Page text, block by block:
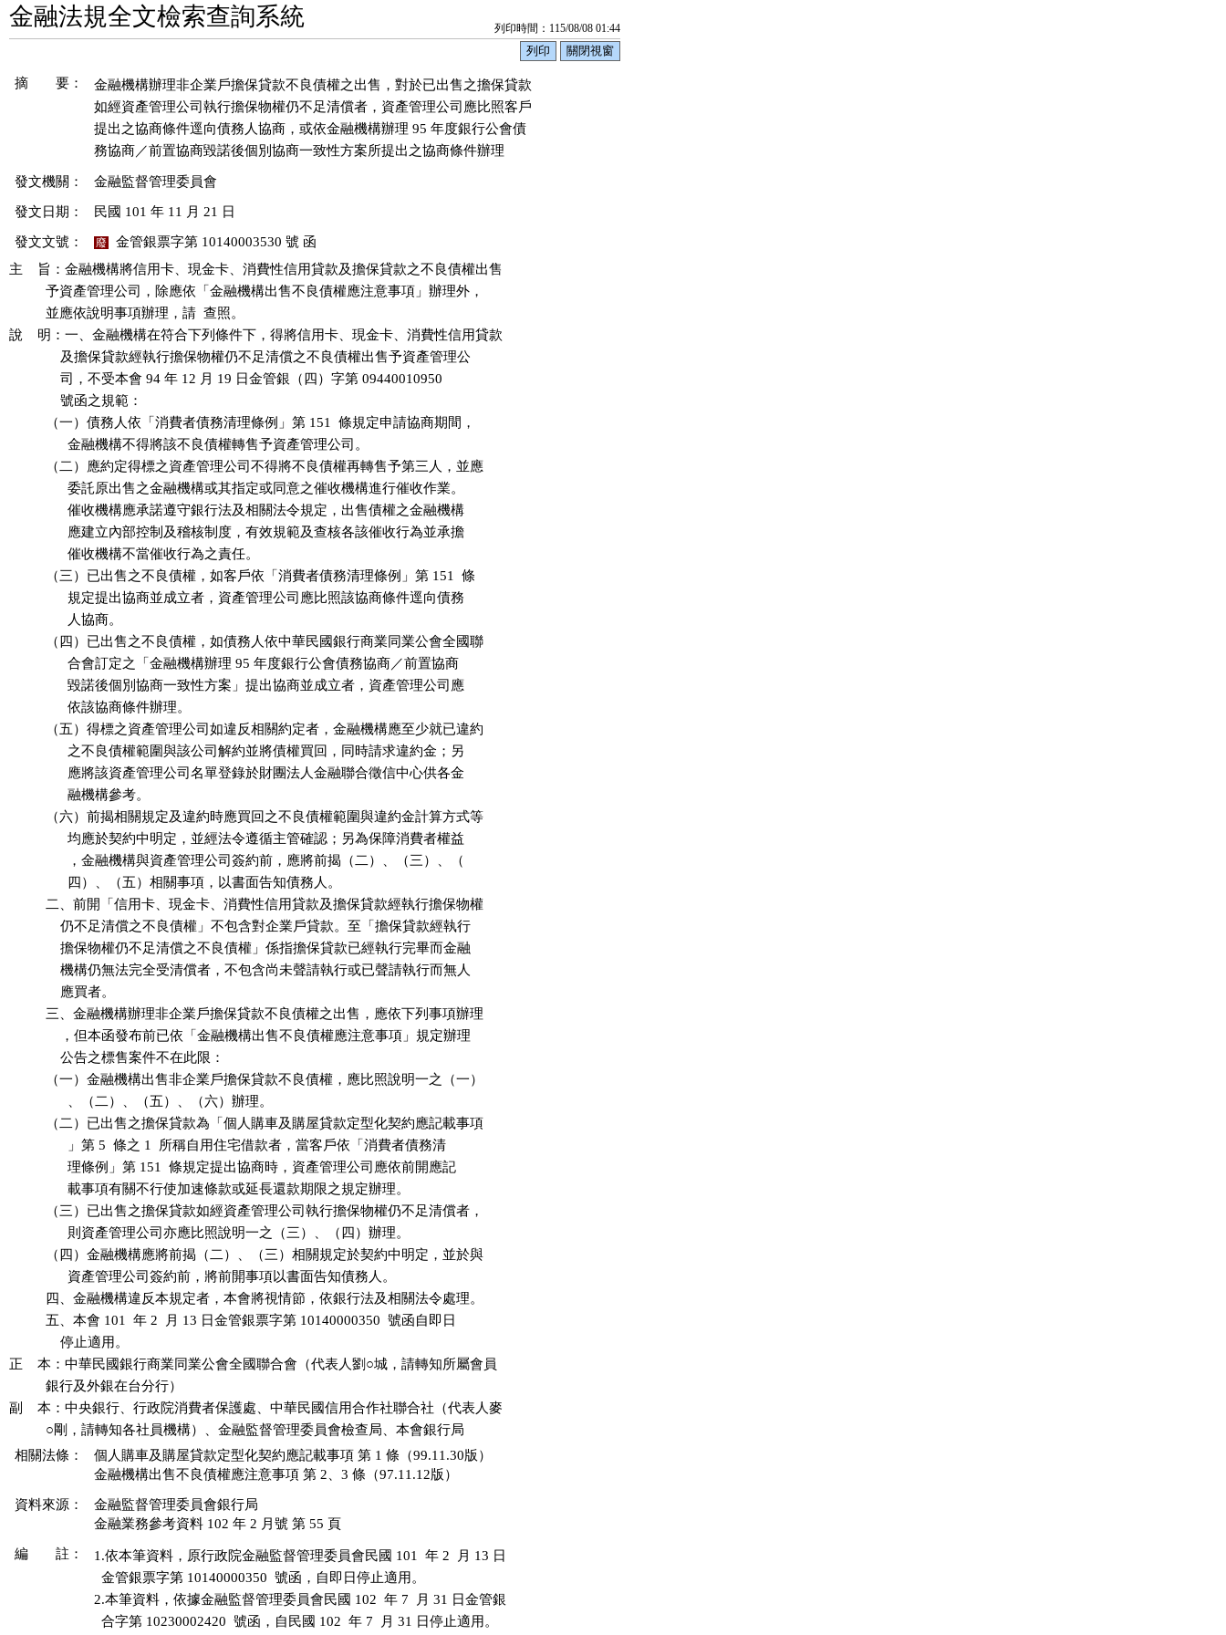
金融法規全文檢索查詢系統 列印時間：115/08/08 01:44
摘 要：
金融機構辦理非企業戶擔保貸款不良債權之出售，對於已出售之擔保貸款
如經資產管理公司執行擔保物權仍不足清償者，資產管理公司應比照客戶
提出之協商條件逕向債務人協商，或依金融機構辦理 95 年度銀行公會債
務協商／前置協商毀諾後個別協商一致性方案所提出之協商條件辦理
發文機關： 金融監督管理委員會
發文日期： 民國 101 年 11 月 21 日
發文文號： 廢
金管銀票字第 10140003530 號 函
主    旨：金融機構將信用卡、現金卡、消費性信用貸款及擔保貸款之不良債權出售
          予資產管理公司，除應依「金融機構出售不良債權應注意事項」辦理外，
          並應依說明事項辦理，請  查照。
說    明：一、金融機構在符合下列條件下，得將信用卡、現金卡、消費性信用貸款
              及擔保貸款經執行擔保物權仍不足清償之不良債權出售予資產管理公
              司，不受本會 94 年 12 月 19 日金管銀（四）字第 09440010950
              號函之規範：
          （一）債務人依「消費者債務清理條例」第 151  條規定申請協商期間，
                金融機構不得將該不良債權轉售予資產管理公司。
          （二）應約定得標之資產管理公司不得將不良債權再轉售予第三人，並應
                委託原出售之金融機構或其指定或同意之催收機構進行催收作業。
                催收機構應承諾遵守銀行法及相關法令規定，出售債權之金融機構
                應建立內部控制及稽核制度，有效規範及查核各該催收行為並承擔
                催收機構不當催收行為之責任。
          （三）已出售之不良債權，如客戶依「消費者債務清理條例」第 151  條
                規定提出協商並成立者，資產管理公司應比照該協商條件逕向債務
                人協商。
          （四）已出售之不良債權，如債務人依中華民國銀行商業同業公會全國聯
                合會訂定之「金融機構辦理 95 年度銀行公會債務協商／前置協商
                毀諾後個別協商一致性方案」提出協商並成立者，資產管理公司應
                依該協商條件辦理。
          （五）得標之資產管理公司如違反相關約定者，金融機構應至少就已違約
                之不良債權範圍與該公司解約並將債權買回，同時請求違約金；另
                應將該資產管理公司名單登錄於財團法人金融聯合徵信中心供各金
                融機構參考。
          （六）前揭相關規定及違約時應買回之不良債權範圍與違約金計算方式等
                均應於契約中明定，並經法令遵循主管確認；另為保障消費者權益
                ，金融機構與資產管理公司簽約前，應將前揭（二）、（三）、（
                四）、（五）相關事項，以書面告知債務人。
          二、前開「信用卡、現金卡、消費性信用貸款及擔保貸款經執行擔保物權
              仍不足清償之不良債權」不包含對企業戶貸款。至「擔保貸款經執行
              擔保物權仍不足清償之不良債權」係指擔保貸款已經執行完畢而金融
              機構仍無法完全受清償者，不包含尚未聲請執行或已聲請執行而無人
              應買者。
          三、金融機構辦理非企業戶擔保貸款不良債權之出售，應依下列事項辦理
              ，但本函發布前已依「金融機構出售不良債權應注意事項」規定辦理
              公告之標售案件不在此限：
          （一）金融機構出售非企業戶擔保貸款不良債權，應比照說明一之（一）
                、（二）、（五）、（六）辦理。
          （二）已出售之擔保貸款為「個人購車及購屋貸款定型化契約應記載事項
                」第 5  條之 1  所稱自用住宅借款者，當客戶依「消費者債務清
                理條例」第 151  條規定提出協商時，資產管理公司應依前開應記
                載事項有關不行使加速條款或延長還款期限之規定辦理。
          （三）已出售之擔保貸款如經資產管理公司執行擔保物權仍不足清償者，
                則資產管理公司亦應比照說明一之（三）、（四）辦理。
          （四）金融機構應將前揭（二）、（三）相關規定於契約中明定，並於與
                資產管理公司簽約前，將前開事項以書面告知債務人。
          四、金融機構違反本規定者，本會將視情節，依銀行法及相關法令處理。
          五、本會 101  年 2  月 13 日金管銀票字第 10140000350  號函自即日
              停止適用。
正    本：中華民國銀行商業同業公會全國聯合會（代表人劉○城，請轉知所屬會員
          銀行及外銀在台分行）
副    本：中央銀行、行政院消費者保護處、中華民國信用合作社聯合社（代表人麥
相關法條：
個人購車及購屋貸款定型化契約應記載事項 第 1 條（99.11.30版）
金融機構出售不良債權應注意事項 第 2、3 條（97.11.12版）
資料來源：
金融監督管理委員會銀行局
金融業務參考資料 102 年 2 月號 第 55 頁
編 註：
1.依本筆資料，原行政院金融監督管理委員會民國 101  年 2  月 13 日
  金管銀票字第 10140000350  號函，自即日停止適用。
2.本筆資料，依據金融監督管理委員會民國 102  年 7  月 31 日金管銀